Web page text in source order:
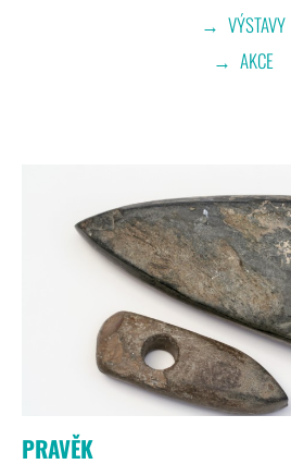
VÝSTAVY
AKCE
PRAVĚK